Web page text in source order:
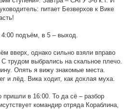
питает Безверхов к Вике
4:00 подъём, в 5 – выход.
вверх, однако сильно взяли вправо
трудом выбрались на скальное плечо.
Опять я вижу знакомые места.
и лёд. Вика ходит, как дохлая муха.
пришли в 16:00. То да сё – разбор
командир отряда Кораблина,